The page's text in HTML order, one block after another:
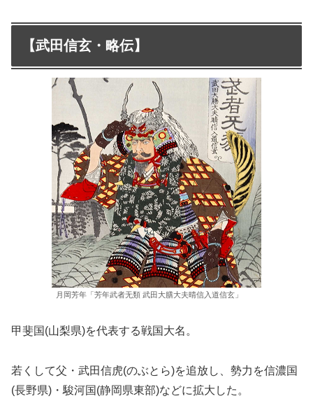
【武田信玄・略伝】
月岡芳年「芳年武者无類 武田大膳大夫晴信入道信玄」
甲斐国(山梨県)を代表する戦国大名。
若くして父・武田信虎(のぶとら)を追放し、勢力を信濃国
(長野県)・駿河国(静岡県東部)などに拡大した。